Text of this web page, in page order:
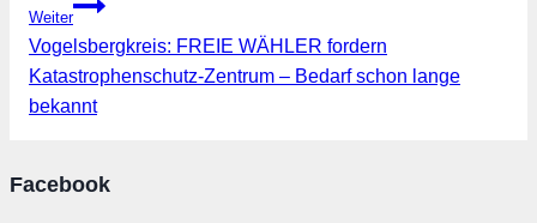
Weiter
Vogelsbergkreis: FREIE WÄHLER fordern
Katastrophenschutz-Zentrum – Bedarf schon lange
bekannt
Facebook